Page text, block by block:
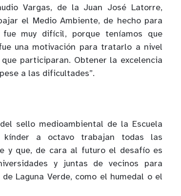
Vargas, de la Juan José Latorre,
el Medio Ambiente, de hecho para
muy difícil, porque teníamos que
una motivación para tratarlo a nivel
participaran. Obtener la excelencia
a las dificultades”.
sello medioambiental de la Escuela
kínder a octavo trabajan todas las
y que, de cara al futuro el desafío es
y juntas de vecinos para
Laguna Verde, como el humedal o el